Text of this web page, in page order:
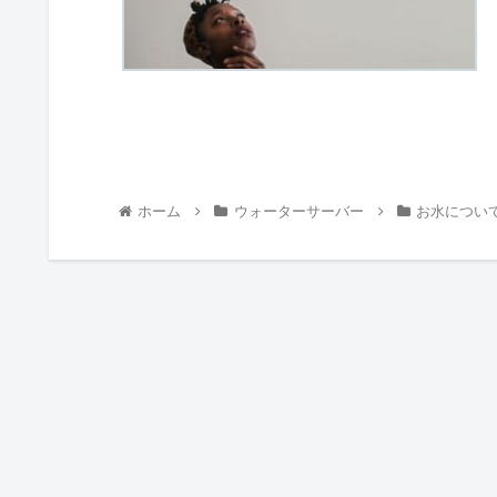
ホーム ウォーターサーバー お水につい